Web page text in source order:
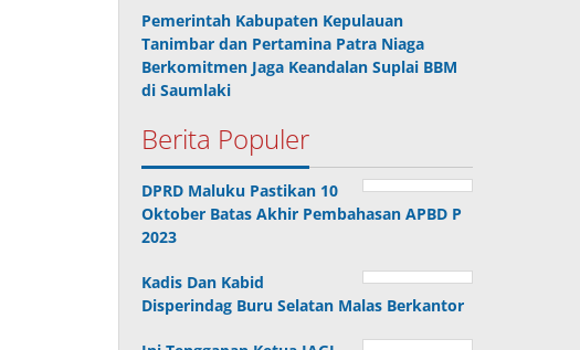
Pemerintah Kabupaten Kepulauan
Tanimbar dan Pertamina Patra Niaga
Berkomitmen Jaga Keandalan Suplai BBM
di Saumlaki
Berita Populer
DPRD Maluku Pastikan 10
Oktober Batas Akhir Pembahasan APBD P
2023
Kadis Dan Kabid
Disperindag Buru Selatan Malas Berkantor